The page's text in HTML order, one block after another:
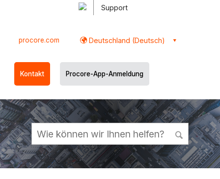
Support
procore.com Deutschland (Deutsch)
Kontakt Procore-App-Anmeldung